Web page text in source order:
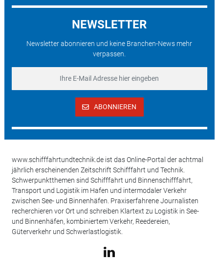
NEWSLETTER
Newsletter abonnieren und keine Branchen-News mehr
verpassen.
ABONNIEREN
www.schifffahrtundtechnik.de ist das Online-Portal der achtmal
jährlich erscheinenden Zeitschrift Schifffahrt und Technik.
Schwerpunktthemen sind Schifffahrt und Binnenschifffahrt,
Transport und Logistik im Hafen und intermodaler Verkehr
zwischen See- und Binnenhäfen. Praxiserfahrene Journalisten
recherchieren vor Ort und schreiben Klartext zu Logistik in See-
und Binnenhäfen, kombiniertem Verkehr, Reedereien,
Güterverkehr und Schwerlastlogistik.